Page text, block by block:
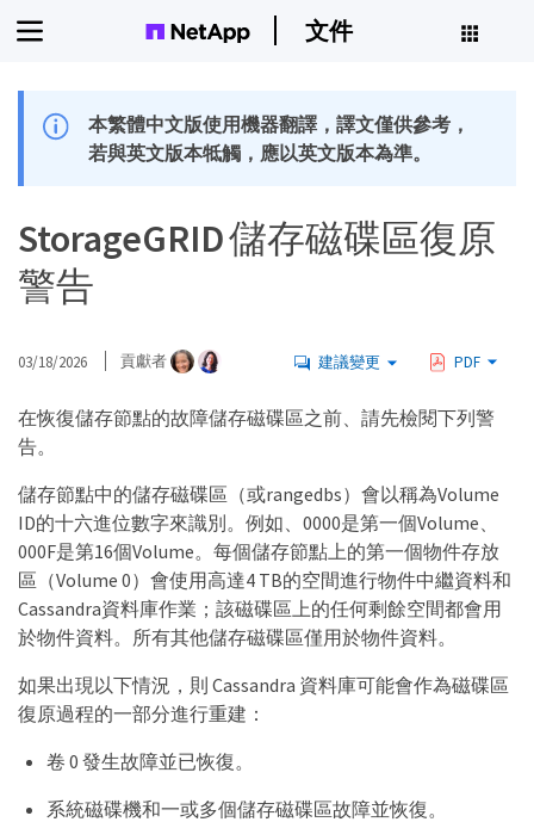
文件
本繁體中文版使用機器翻譯，譯文僅供參考，
若與英文版本牴觸，應以英文版本為準。
StorageGRID 儲存磁碟區復原
警告
03/18/2026 貢獻者 建議變更 PDF
在恢復儲存節點的故障儲存磁碟區之前、請先檢閱下列警
告。
儲存節點中的儲存磁碟區（或rangedbs）會以稱為Volume
ID的十六進位數字來識別。例如、0000是第一個Volume、
000F是第16個Volume。每個儲存節點上的第一個物件存放
區（Volume 0）會使用高達4 TB的空間進行物件中繼資料和
Cassandra資料庫作業；該磁碟區上的任何剩餘空間都會用
於物件資料。所有其他儲存磁碟區僅用於物件資料。
如果出現以下情況，則 Cassandra 資料庫可能會作為磁碟區
復原過程的一部分進行重建：
卷 0 發生故障並已恢復。
系統磁碟機和一或多個儲存磁碟區故障並恢復。